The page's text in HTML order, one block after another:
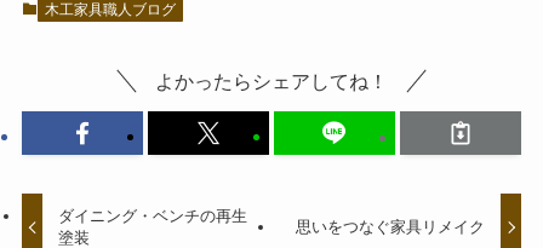
木工家具職人ブログ
よかったらシェアしてね！
ダイニング・ベンチの再生
塗装
思いをつなぐ家具リメイク